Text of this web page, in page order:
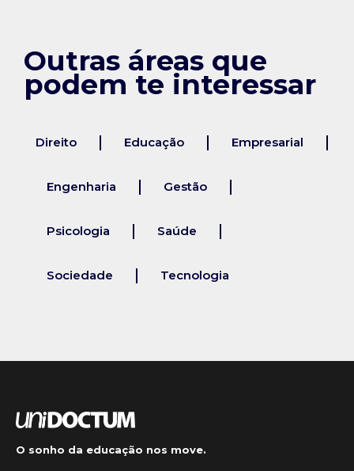
Outras áreas que
podem te interessar
Direito Educação Empresarial
Engenharia Gestão
Psicologia Saúde
Sociedade Tecnologia
O sonho da educação nos move.